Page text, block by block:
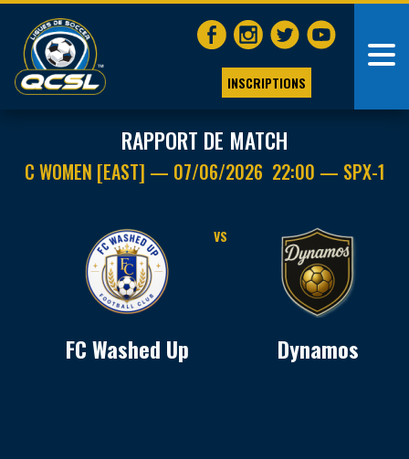
INSCRIPTIONS
RAPPORT DE MATCH
C WOMEN [EAST] — 07/06/2026 22:00 — SPX-1
FC Washed Up
VS
Dynamos